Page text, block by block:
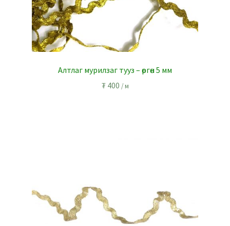
Алтлаг мурилзаг тууз – өргөн 5 мм
₮400 / м